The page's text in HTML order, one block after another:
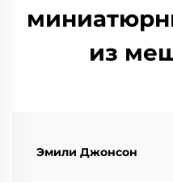
из
Эмили Джонсон